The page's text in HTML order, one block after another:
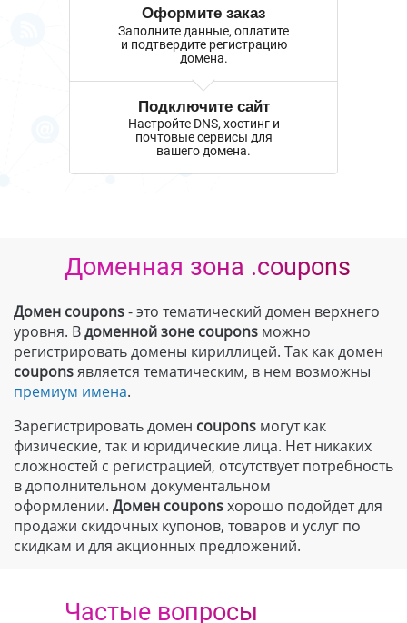
Оформите заказ
Заполните данные, оплатите
и подтвердите регистрацию
домена.
Подключите сайт
Настройте DNS, хостинг и
почтовые сервисы для
вашего домена.
Доменная зона .coupons
Домен coupons- это тематический домен верхнего
уровня. Вдоменной зоне coupons можно
регистрировать домены кириллицей. Так как домен
couponsявляется тематическим, в нем возможны
премиум имена.
Зарегистрировать домен coupons могут как
физические, так и юридические лица. Нет никаких
сложностей с регистрацией, отсутствует потребность
в дополнительном документальном
оформлении. Домен couponsхорошо подойдет для
продажи скидочных купонов, товаров и услуг по
скидкам и для акционных предложений.
Частые вопросы